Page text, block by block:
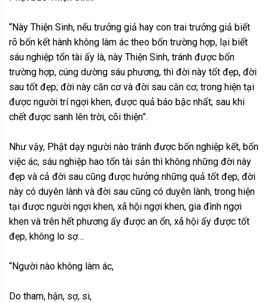
“Này Thiện Sinh, nếu trưởng giả hay con trai trưởng giả biết
rõ bốn kết hành không làm ác theo bốn trường hợp, lại biết
sáu nghiệp tổn tài ấy là, này Thiện Sinh, tránh được bốn
trường hợp, cúng dường sáu phương, thì đời này tốt đẹp, đời
sau tốt đẹp; đời này căn cơ và đời sau căn cơ; trong hiện tại
được người trí ngợi khen, được quả báo bậc nhất; sau khi
chết được sanh lên trời, cõi thiện”.
Như vậy, Phật dạy người nào tránh được bốn nghiệp kết, bốn
việc ác, sáu nghiệp hao tổn tài sản thì không những đời này
đẹp và cả đời sau cũng được hưởng những quả tốt đẹp, đời
này có duyên lành và đời sau cũng có duyên lành, trong hiện
tại được người ngợi khen, xã hội ngợi khen, gia đình ngợi
khen và trên hết phương ấy được an ổn, xã hội ấy được tốt
đẹp, không lo sợ…
“Người nào không làm ác,
Do tham, hận, sợ, si,